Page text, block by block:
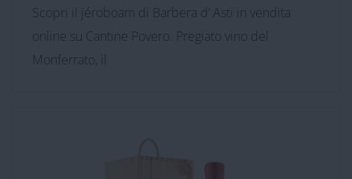
Scopri il jéroboam di Barbera d’ Asti in vendita
online su Cantine Povero. Pregiato vino del
Monferrato, il